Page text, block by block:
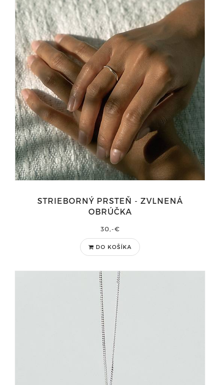
STRIEBORNÝ PRSTEŇ - ZVLNENÁ
OBRÚČKA
30,-€
DO KOŠÍKA